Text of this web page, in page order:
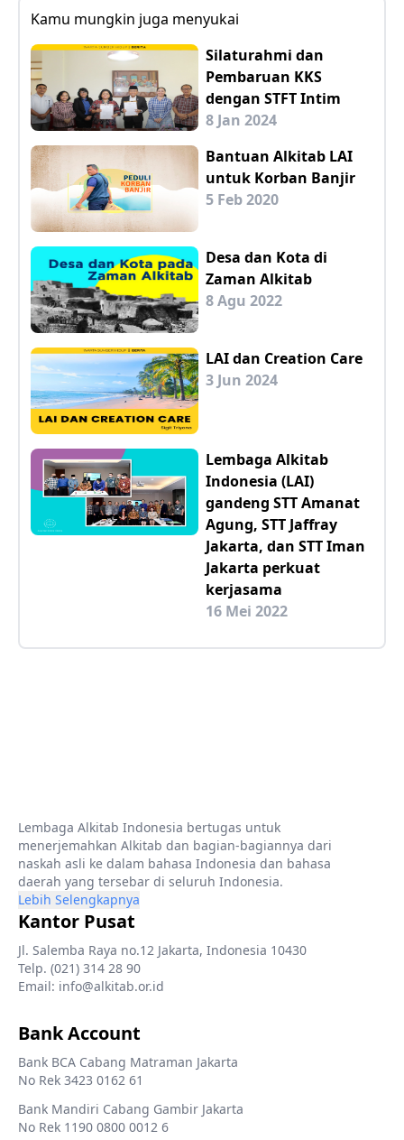
Kamu mungkin juga menyukai
Silaturahmi dan
Pembaruan KKS
dengan STFT Intim
8 Jan 2024
Bantuan Alkitab LAI
untuk Korban Banjir
5 Feb 2020
Desa dan Kota di
Zaman Alkitab
8 Agu 2022
LAI dan Creation Care
3 Jun 2024
Lembaga Alkitab
Indonesia (LAI)
gandeng STT Amanat
Agung, STT Jaffray
Jakarta, dan STT Iman
Jakarta perkuat
kerjasama
16 Mei 2022
Lembaga Alkitab Indonesia bertugas untuk
menerjemahkan Alkitab dan bagian-bagiannya dari
naskah asli ke dalam bahasa Indonesia dan bahasa
daerah yang tersebar di seluruh Indonesia.
Lebih Selengkapnya
Kantor Pusat
Jl. Salemba Raya no.12 Jakarta, Indonesia 10430
Telp. (021) 314 28 90
Email: info@alkitab.or.id
Bank Account
Bank BCA Cabang Matraman Jakarta
No Rek 3423 0162 61
Bank Mandiri Cabang Gambir Jakarta
No Rek 1190 0800 0012 6